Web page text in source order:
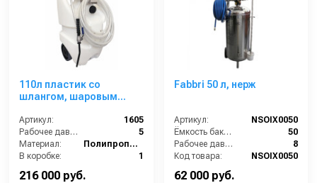
110л пластик со
шлангом, шаровым
Артикул:
1605
Рабочее давление (бар):
5
Материал:
Полипропилен
В коробке:
1
216 000 руб.
Fabbri 50 л, нерж
Артикул:
NSOIX0050
Ёмкость бака (л):
50
Рабочее давление (бар):
8
Код товара:
NSOIX0050
62 000 руб.